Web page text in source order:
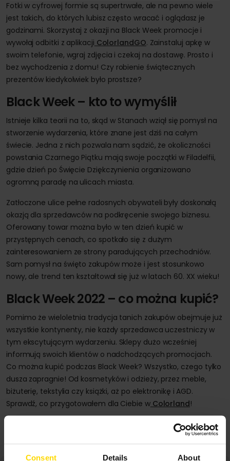
Consent Details About
Fotki w cyfrowej formie są supertrwałe, ale na pewno wiele
jest takich, do których lubisz często wracać i oglądasz je
godzinami. Skorzystaj z okazji na Black Week promocje i
wywołaj odbitki z aplikacji ColorlandGO. Zainstaluj apkę w
swoim telefonie, wgraj zdjęcia i czekaj na dostawę. Prosto i
bez wychodzenia z domu! Czy robienie świątecznych
prezentów kiedykolwiek było prostsze?
Black Week – kto to wymyślił
Istnieje kilka teorii na to, skąd w Stanach wziął się pomysł na
stworzenie wydarzenia, które znane jest dziś na całym
świecie. Jedna z nich pozwala nam sądzić, że okoliczności
powstania Czarnego Piątku mają swoje początki w Filadelfii,
gdzie dzień po Święcie Dziękczynienia organizowano
ogromną paradę na ulicach miasta.
Zatłoczone ulice pełne radosnych obywateli były doskonałą
okazją dla sprzedawców na podkręcenie swojego biznesu.
Oferowany towar można było w ten dzień kupić w
przystępnych cenach, co spotkało się z dużym
zainteresowaniem ze strony paradujących przechodniów.
Sam pomysł na święto zakupów może i jest stosunkowo
nowy, ale trend ten kształtował się już w latach 60. XX wieku!
Black Week 2022 – co można kupić?
Pomimo że wieloletnia tradycja tanich zakupów obejmuje już
wszystkie kontynenty, nie każdy sprzedawca uczestniczy w
tym ekscytującym wydarzeniu. Sklepy dużo wcześniej
informują swoich klientów o nadchodzących promocjach.
Co można kupić podczas Black Week? Wszystko, czego tylko
dusza zapragnie! Od kosmetyków i odzieży, przez meble,
biżuterię, tekstylia czy książki, aż po elektronikę i AGD.
Sprawdź, co przygotowałem dla Ciebie wColorland!
Doradca ds. Prezentów